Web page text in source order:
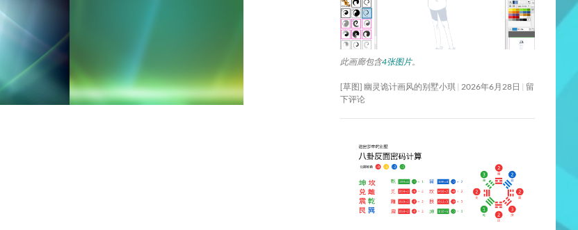
此画廊包含4张图片。
[草图] 幽灵诡计画风的别墅小琪 2026年6月28日
留
下评论